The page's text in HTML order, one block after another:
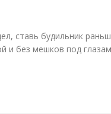
ставь будильник
и без мешков под